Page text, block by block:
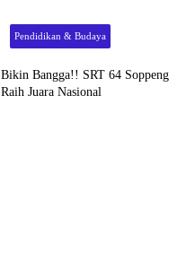
Pendidikan & Budaya
Bikin Bangga!! SRT 64 Soppeng
Raih Juara Nasional